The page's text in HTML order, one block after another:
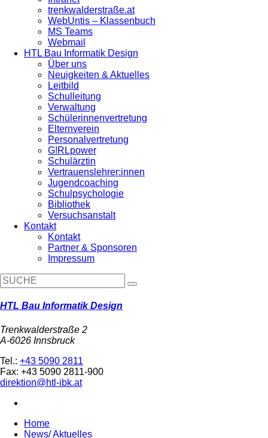
trenkwalderstraße.at
WebUntis – Klassenbuch
MS Teams
Webmail
HTL Bau Informatik Design
Über uns
Neuigkeiten & Aktuelles
Leitbild
Schulleitung
Verwaltung
Schülerinnenvertretung
Elternverein
Personalvertretung
G!RLpower
Schulärztin
Vertrauenslehrer:innen
Jugendcoaching
Schulpsychologie
Bibliothek
Versuchsanstalt
Kontakt
Kontakt
Partner & Sponsoren
Impressum
HTL Bau Informatik Design
Trenkwalderstraße 2
A-6026 Innsbruck
Tel.: +43 5090 2811
Fax: +43 5090 2811-900
direktion@htl-ibk.at
Home
News/ Aktuelles